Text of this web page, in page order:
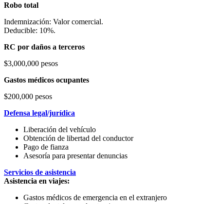
Robo total
Indemnización: Valor comercial.
Deducible: 10%.
RC por daños a terceros
$3,000,000 pesos
Gastos médicos ocupantes
$200,000 pesos
Defensa legal/jurídica
Liberación del vehículo
Obtención de libertad del conductor
Pago de fianza
Asesoría para presentar denuncias
Servicios de asistencia
Asistencia en viajes:
Gastos médicos de emergencia en el extranjero